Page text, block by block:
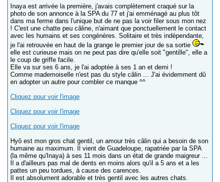
Inaya est arrivée la première, j'avais complètement craqué sur la
photo de son annonce à la SPA du 77 et j'ai emménagé au plus tôt
dans ma ferme dans l'unique but de ne pas la voir filer sous mon nez
! C'est une chatte peu câline, n'aimant que ponctuellement le contact
avec les humains et ses congénères. Solitaire et très indépendante,
je l'ai retrouvée en haut de la grange le premier jour de sa sortie
elle est curieuse mais on ne peut pas dire qu'elle soit "gentille", elle a
le coup de griffe facile.
Elle va sur ses 6 ans, je l'ai adoptée à ses 1 an et demi !
Comme mademoiselle n'est pas du style câlin ... J'ai évidemment dû
en adopter un autre pour combler ce manque ^^
Cliquez pour voir l'image
Cliquez pour voir l'image
Cliquez pour voir l'image
Hyô est mon gros chat gentil, un amour très câlin qui a besoin de son
humaine au maximum. Il vient de Guadeloupe, rapatriée par la SPA
(la même qu'Inaya) à ses 11 mois dans un état de grande maigreur ...
Il a d'ailleurs pas mal de dents en moins alors qu'il a 5 ans et a les
pattes un peu tordues, à cause des carences.
Il est absolument adorable et très gentil avec les autres chats.